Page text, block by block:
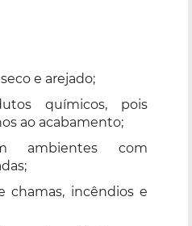
e arejado;
químicos, pois
ao acabamento;
ambientes com
chamas, incêndios e